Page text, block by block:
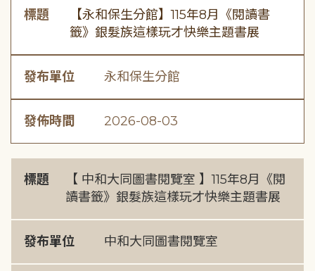
標題
【永和保生分館】115年8月《閱讀書
籤》銀髮族這樣玩才快樂主題書展
發布單位 永和保生分館
發佈時間 2026-08-03
標題
【 中和大同圖書閱覽室 】115年8月《閱
讀書籤》銀髮族這樣玩才快樂主題書展
發布單位 中和大同圖書閱覽室